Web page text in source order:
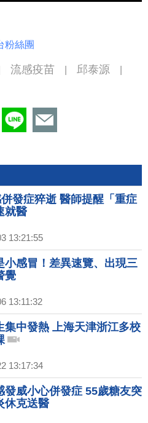
粉絲團
流感疫苗 邱泰源
發症猝逝 醫師提醒「重症
就醫
13:21:55
小感冒！差異速覽、出現三
覺
13:11:32
集中發熱 上海天津浙江多校
13:17:34
發威小心併發症 55歲糖友突
休克送醫